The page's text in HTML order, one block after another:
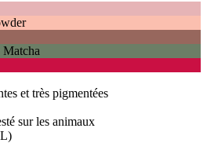
et très pigmentées
sur les animaux